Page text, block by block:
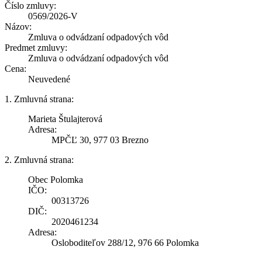
Číslo zmluvy:
0569/2026-V
Názov:
Zmluva o odvádzaní odpadových vôd
Predmet zmluvy:
Zmluva o odvádzaní odpadových vôd
Cena:
Neuvedené
1. Zmluvná strana:
Marieta Štulajterová
Adresa:
MPČĽ 30, 977 03 Brezno
2. Zmluvná strana:
Obec Polomka
IČO:
00313726
DIČ:
2020461234
Adresa:
Osloboditeľov 288/12, 976 66 Polomka